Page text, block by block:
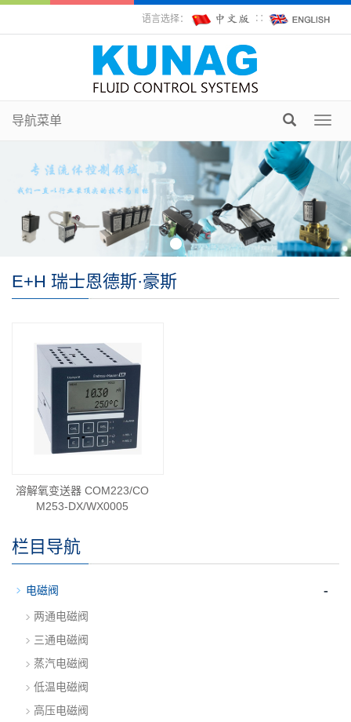
语言选择： ∷
导航菜单
E+H 瑞士恩德斯·豪斯
溶解氧变送器 COM223/CO
M253-DX/WX0005
栏目导航
电磁阀 -
两通电磁阀
三通电磁阀
蒸汽电磁阀
低温电磁阀
高压电磁阀